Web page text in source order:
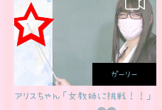
ガーリー
アリスちゃん「女教師に挑戦！！」